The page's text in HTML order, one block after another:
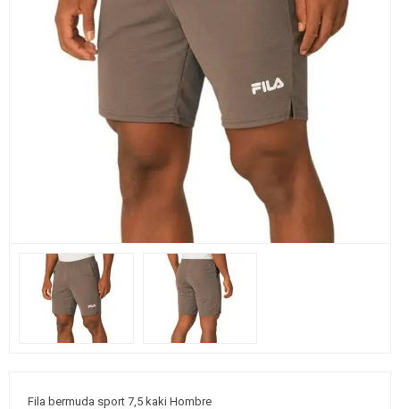
Fila bermuda sport 7,5 kaki Hombre